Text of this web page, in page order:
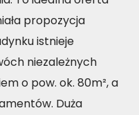
propozycja
istnieje
niezależnych
o pow. ok. 80m², a
Duża